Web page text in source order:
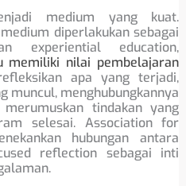
medium yang kuat.
diperlakukan sebagai
experiential education,
memiliki nilai pembelajaran
apa yang terjadi,
muncul, menghubungkannya
tindakan yang
selesai. Association for
hubungan antara
reflection sebagai inti